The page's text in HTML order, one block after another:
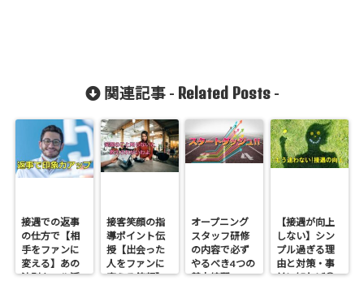
関連記事 - Related Posts-
接遇での返事
の仕方で【相
手をファンに
変える】あの
法則をフル活
接客笑顔の指
導ポイント伝
授【出会った
人をファンに
変える笑顔】
オープニング
スタッフ研修
の内容で必ず
やるべき4つの
基本練習
【接遇が向上
しない】シン
プル過ぎる理
由と対策・事
前に知れば◎